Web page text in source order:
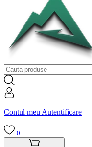
Contul meu Autentificare
0